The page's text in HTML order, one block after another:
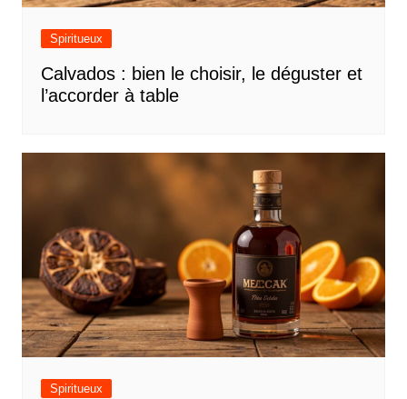
Spiritueux
Calvados : bien le choisir, le déguster et
l’accorder à table
Spiritueux